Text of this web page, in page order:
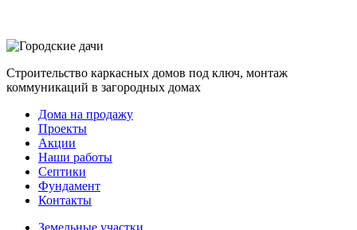
Строительство каркасных домов под ключ, монтаж
коммуникаций в загородных домах
Дома на продажу
Проекты
Акции
Наши работы
Септики
Фундамент
Контакты
Земельные участки